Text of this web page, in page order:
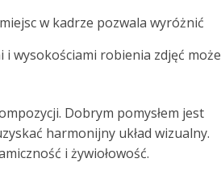
w kadrze pozwala wyróżnić
wysokościami robienia zdjęć może
Dobrym pomysłem jest
harmonijny układ wizualny.
i żywiołowość.